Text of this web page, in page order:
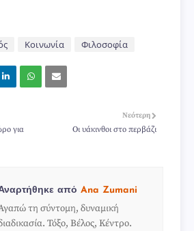
Κοινωνία Φιλοσοφία
Νεότερη
Οι υάκινθοι στο περβάζι
για
από Ana Zumani
τη σύντομη, δυναμική
Τόξο, Βέλος, Κέντρο.